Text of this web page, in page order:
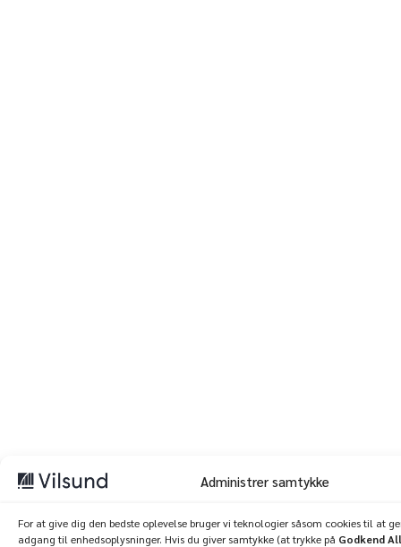
Administrer samtykke
For at give dig den bedste oplevelse bruger vi teknologier såsom cookies til at
adgang til enhedsoplysninger. Hvis du giver samtykke (at trykke på Godkend